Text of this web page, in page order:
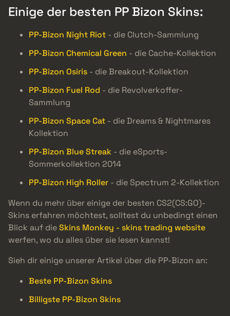
Einige der besten PP Bizon Skins:
PP-Bizon Night Riot - die Clutch-Sammlung
PP-Bizon Chemical Green - die Cache-Kollektion
PP-Bizon Osiris - die Breakout-Kollektion
PP-Bizon Fuel Rod - die Revolverkoffer-
Sammlung
PP-Bizon Space Cat - die Dreams & Nightmares
Kollektion
PP-Bizon Blue Streak - die eSports-
Sommerkollektion 2014
PP-Bizon High Roller - die Spectrum 2-Kollektion
Wenn du mehr über einige der besten CS2(CS:GO)-
Skins erfahren möchtest, solltest du unbedingt einen
Blick auf dieSkins Monkey - skins trading website
werfen, wo du alles über sie lesen kannst!
Sieh dir einige unserer Artikel über die PP-Bizon an:
Beste PP-Bizon Skins
Billigste PP-Bizon Skins